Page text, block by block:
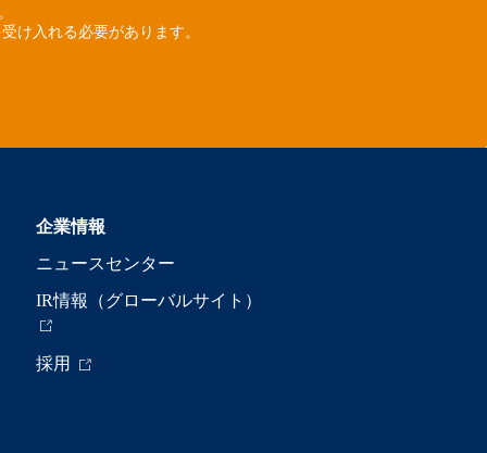
け入れる必要があります。
企業情報
ニュースセンター
IR情報（グローバルサイト）
採用